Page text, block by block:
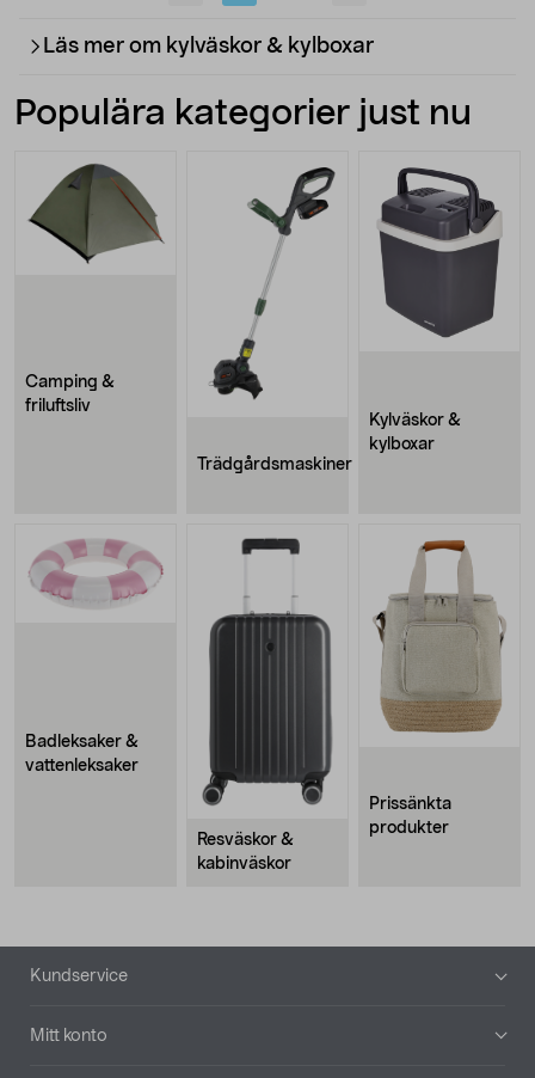
Läs mer om kylväskor & kylboxar
Populära kategorier just nu
Camping &
friluftsliv
Trädgårdsmaskiner
Kylväskor &
kylboxar
Badleksaker &
vattenleksaker
Resväskor &
kabinväskor
Prissänkta
produkter
Sidfot
Kundservice
Mitt konto